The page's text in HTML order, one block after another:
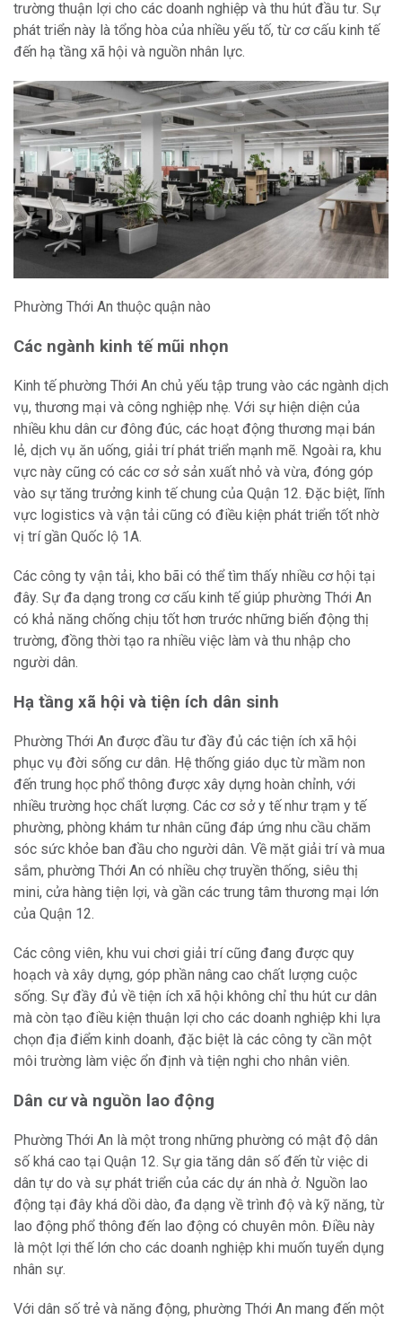
trường thuận lợi cho các doanh nghiệp và thu hút đầu tư. Sự
phát triển này là tổng hòa của nhiều yếu tố, từ cơ cấu kinh tế
đến hạ tầng xã hội và nguồn nhân lực.
Phường Thới An thuộc quận nào
Các ngành kinh tế mũi nhọn
Kinh tế phường Thới An chủ yếu tập trung vào các ngành dịch
vụ, thương mại và công nghiệp nhẹ. Với sự hiện diện của
nhiều khu dân cư đông đúc, các hoạt động thương mại bán
lẻ, dịch vụ ăn uống, giải trí phát triển mạnh mẽ. Ngoài ra, khu
vực này cũng có các cơ sở sản xuất nhỏ và vừa, đóng góp
vào sự tăng trưởng kinh tế chung của Quận 12. Đặc biệt, lĩnh
vực logistics và vận tải cũng có điều kiện phát triển tốt nhờ
vị trí gần Quốc lộ 1A.
Các công ty vận tải, kho bãi có thể tìm thấy nhiều cơ hội tại
đây. Sự đa dạng trong cơ cấu kinh tế giúp phường Thới An
có khả năng chống chịu tốt hơn trước những biến động thị
trường, đồng thời tạo ra nhiều việc làm và thu nhập cho
người dân.
Hạ tầng xã hội và tiện ích dân sinh
Phường Thới An được đầu tư đầy đủ các tiện ích xã hội
phục vụ đời sống cư dân. Hệ thống giáo dục từ mầm non
đến trung học phổ thông được xây dựng hoàn chỉnh, với
nhiều trường học chất lượng. Các cơ sở y tế như trạm y tế
phường, phòng khám tư nhân cũng đáp ứng nhu cầu chăm
sóc sức khỏe ban đầu cho người dân. Về mặt giải trí và mua
sắm, phường Thới An có nhiều chợ truyền thống, siêu thị
mini, cửa hàng tiện lợi, và gần các trung tâm thương mại lớn
của Quận 12.
Các công viên, khu vui chơi giải trí cũng đang được quy
hoạch và xây dựng, góp phần nâng cao chất lượng cuộc
sống. Sự đầy đủ về tiện ích xã hội không chỉ thu hút cư dân
mà còn tạo điều kiện thuận lợi cho các doanh nghiệp khi lựa
chọn địa điểm kinh doanh, đặc biệt là các công ty cần một
môi trường làm việc ổn định và tiện nghi cho nhân viên.
Dân cư và nguồn lao động
Phường Thới An là một trong những phường có mật độ dân
số khá cao tại Quận 12. Sự gia tăng dân số đến từ việc di
dân tự do và sự phát triển của các dự án nhà ở. Nguồn lao
động tại đây khá dồi dào, đa dạng về trình độ và kỹ năng, từ
lao động phổ thông đến lao động có chuyên môn. Điều này
là một lợi thế lớn cho các doanh nghiệp khi muốn tuyển dụng
nhân sự.
Với dân số trẻ và năng động, phường Thới An mang đến một